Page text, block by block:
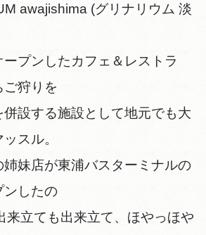
awajishima (グリナリウム 淡
プンしたカフェ＆レストラ
ご狩りを
設する施設として地元でも大
スル。
妹店が東浦バスターミナルの
ンしたの
来立ても出来立て、ほやっほや